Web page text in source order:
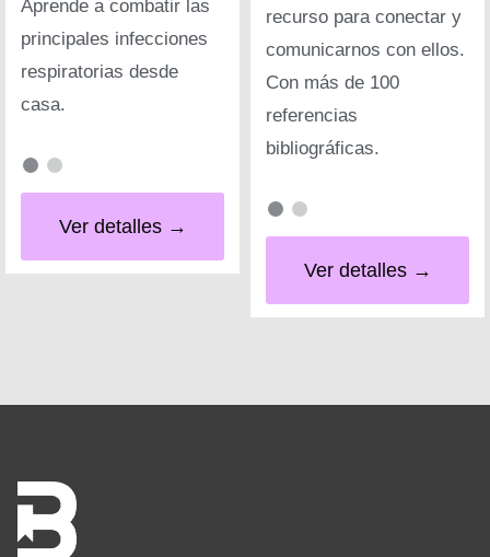
Aprende a combatir las
principales infecciones
respiratorias desde
casa.
Ver detalles →
recurso para conectar y
comunicarnos con ellos.
Con más de 100
referencias
bibliográficas.
Ver detalles →